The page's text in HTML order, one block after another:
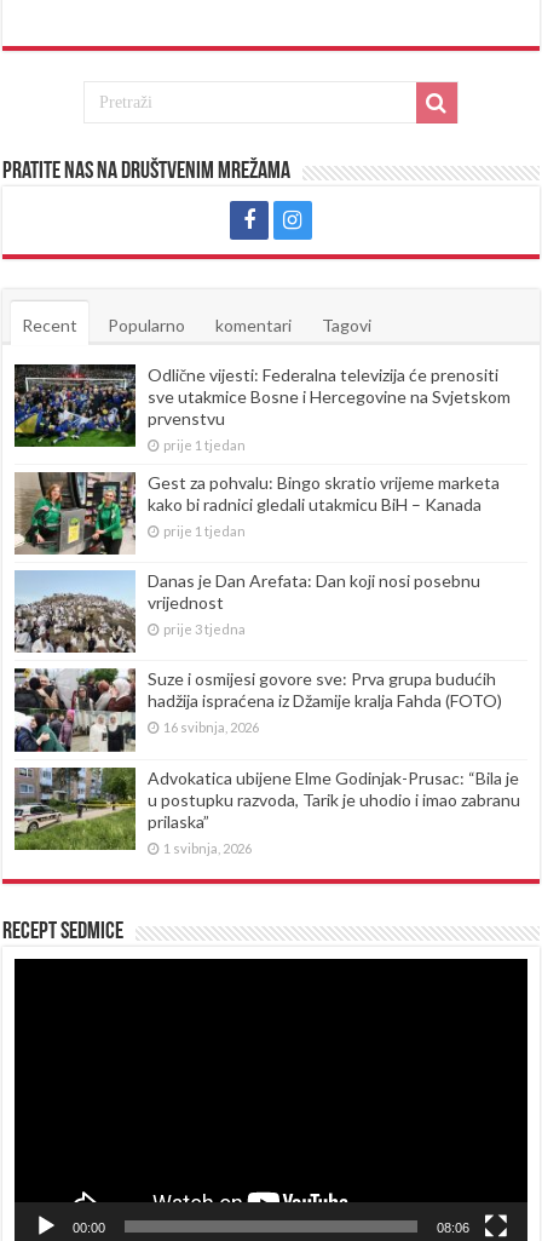
Pratite nas na društvenim mrežama
Recent Popularno komentari Tagovi
Odlične vijesti: Federalna televizija će prenositi
sve utakmice Bosne i Hercegovine na Svjetskom
prvenstvu
prije 1 tjedan
Gest za pohvalu: Bingo skratio vrijeme marketa
kako bi radnici gledali utakmicu BiH – Kanada
prije 1 tjedan
Danas je Dan Arefata: Dan koji nosi posebnu
vrijednost
prije 3 tjedna
Suze i osmijesi govore sve: Prva grupa budućih
hadžija ispraćena iz Džamije kralja Fahda (FOTO)
16 svibnja, 2026
Advokatica ubijene Elme Godinjak-Prusac: “Bila je
u postupku razvoda, Tarik je uhodio i imao zabranu
prilaska”
1 svibnja, 2026
Recept sedmice
00:00 08:06